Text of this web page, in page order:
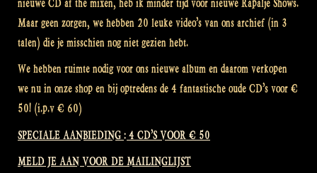
nieuwe CD af the mixen, heb ik minder tijd voor nieuwe Rapalje Shows.
Maar geen zorgen, we hebben 20 leuke video’s van ons archief (in 3
talen) die je misschien nog niet gezien hebt.
We hebben ruimte nodig voor ons nieuwe album en daarom verkopen
we nu in onze shop en bij optredens de 4 fantastische oude CD’s voor €
50! (i.p.v € 60)
SPECIALE AANBIEDING : 4 CD’S VOOR € 50
MELD JE AAN VOOR DE MAILINGLIJST